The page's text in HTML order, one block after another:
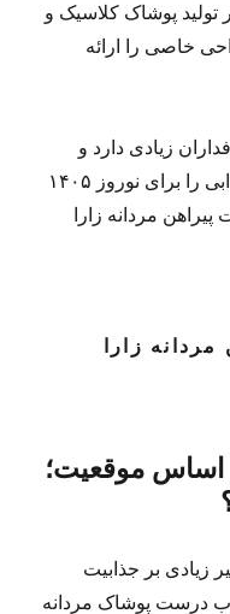
پوشاک کلاسیک و
خاصی را ارائه
زیادی دارد و
مدل‌های پیراهن مردانه ترندی و جذابی را برای نوروز ۱۴۰۵
مردانه زارا
زارا
اساس موقعیت؛
زیادی بر جذابیت
درست پوشاک مردانه